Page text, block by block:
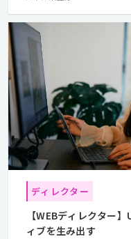
ディレクター
【WEBディレクター
ィブを生み出す